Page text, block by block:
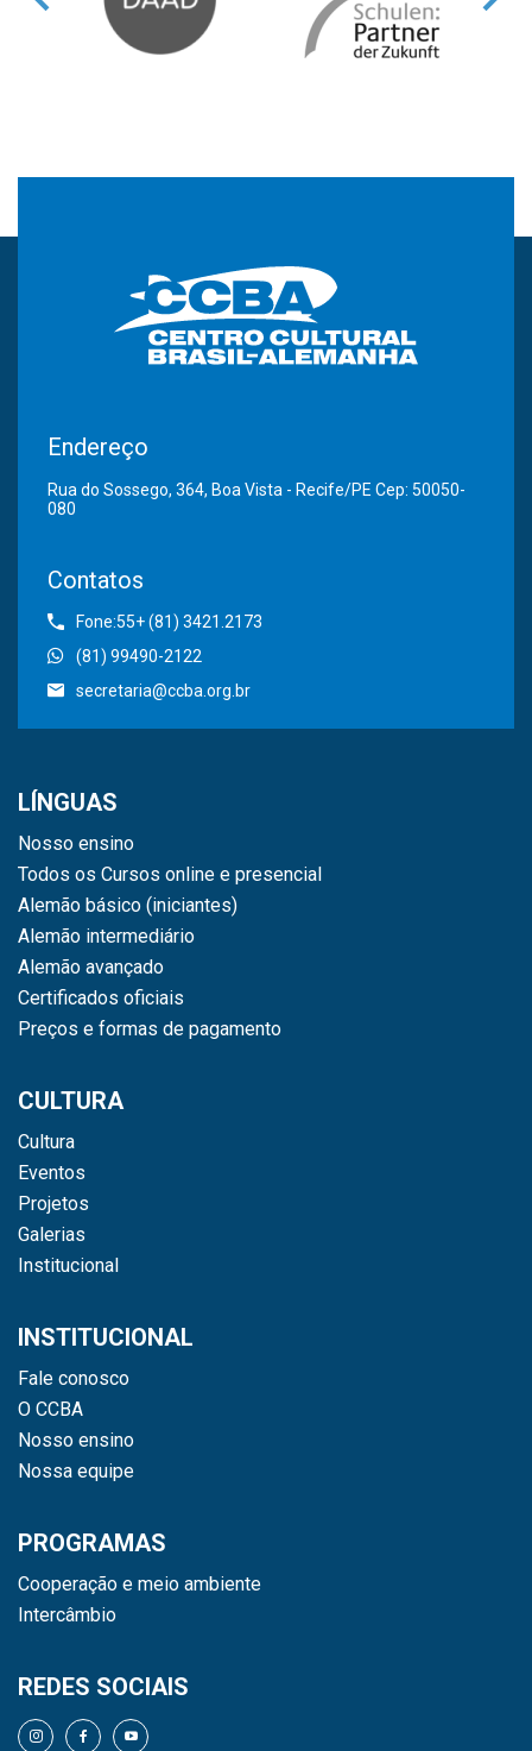
Endereço
Rua do Sossego, 364, Boa Vista - Recife/PE Cep: 50050-
080
Contatos
Fone:55+ (81) 3421.2173
(81) 99490-2122
secretaria@ccba.org.br
LÍNGUAS
Nosso ensino
Todos os Cursos online e presencial
Alemão básico (iniciantes)
Alemão intermediário
Alemão avançado
Certificados oficiais
Preços e formas de pagamento
CULTURA
Cultura
Eventos
Projetos
Galerias
Institucional
INSTITUCIONAL
Fale conosco
O CCBA
Nosso ensino
Nossa equipe
PROGRAMAS
Cooperação e meio ambiente
Intercâmbio
REDES SOCIAIS